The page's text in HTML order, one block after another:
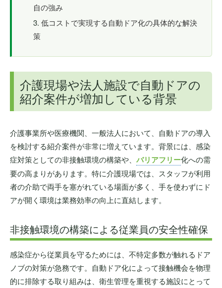
自の強み
低コストで実現する自動ドア化の具体的な解決
策
介護現場や法人施設で自動ドアの
紹介案件が増加している背景
介護事業所や医療機関、一般法人において、自動ドアの導入
を検討する紹介案件が非常に増えています。背景には、感染
症対策としての非接触環境の構築や、 バリアフリー化への需
要の高まりがあります。特に介護現場では、スタッフが利用
者の介助で両手を塞がれている場面が多く、手を使わずにド
アが開く環境は業務効率の向上に直結します。
非接触環境の構築による従業員の安全性確保
感染症から従業員を守るためには、不特定多数が触れるドア
ノブの対策が急務です。自動ドア化によって接触機会を物理
的に排除する取り組みは、衛生管理を重視する施設にとって